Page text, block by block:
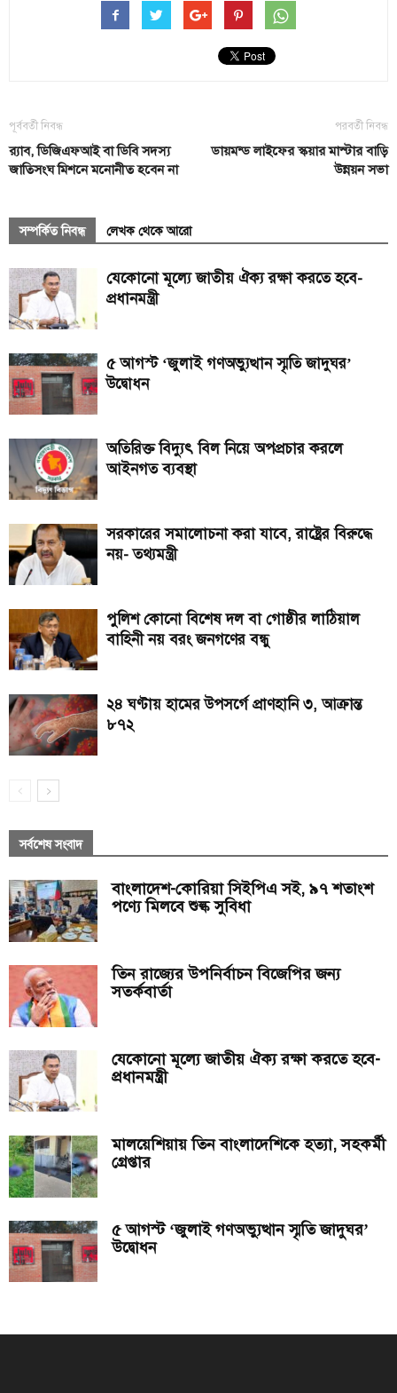
পূর্ববর্তী নিবন্ধ
র‍্যাব, ডিজিএফআই বা ডিবি সদস্য
জাতিসংঘ মিশনে মনোনীত হবেন না
পরবর্তী নিবন্ধ
ডায়মন্ড লাইফের স্কয়ার মাস্টার বাড়ি
উন্নয়ন সভা
সম্পর্কিত নিবন্ধ লেখক থেকে আরো
যেকোনো মূল্যে জাতীয় ঐক্য রক্ষা করতে হবে-
প্রধানমন্ত্রী
৫ আগস্ট ‘জুলাই গণঅভ্যুত্থান স্মৃতি জাদুঘর’
উদ্বোধন
অতিরিক্ত বিদ্যুৎ বিল নিয়ে অপপ্রচার করলে
আইনগত ব্যবস্থা
সরকারের সমালোচনা করা যাবে, রাষ্ট্রের বিরুদ্ধে
নয়- তথ্যমন্ত্রী
পুলিশ কোনো বিশেষ দল বা গোষ্ঠীর লাঠিয়াল
বাহিনী নয় বরং জনগণের বন্ধু
২৪ ঘণ্টায় হামের উপসর্গে প্রাণহানি ৩, আক্রান্ত
৮৭২
সর্বশেষ সংবাদ
বাংলাদেশ-কোরিয়া সিইপিএ সই, ৯৭ শতাংশ
পণ্যে মিলবে শুল্ক সুবিধা
তিন রাজ্যের উপনির্বাচন বিজেপির জন্য
সতর্কবার্তা
যেকোনো মূল্যে জাতীয় ঐক্য রক্ষা করতে হবে-
প্রধানমন্ত্রী
মালয়েশিয়ায় তিন বাংলাদেশিকে হত্যা, সহকর্মী
গ্রেপ্তার
৫ আগস্ট ‘জুলাই গণঅভ্যুত্থান স্মৃতি জাদুঘর’
উদ্বোধন